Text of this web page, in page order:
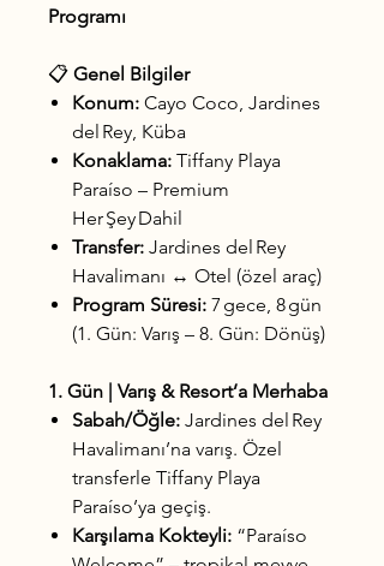
Programı
📋 Genel Bilgiler
Konum: Cayo Coco, Jardines
del Rey, Küba
Konaklama: Tiffany Playa
Paraíso – Premium
Her Şey Dahil
Transfer: Jardines del Rey
Havalimanı ↔ Otel (özel araç)
Program Süresi: 7 gece, 8 gün
(1. Gün: Varış – 8. Gün: Dönüş)
1. Gün | Varış & Resort’a Merhaba
Sabah/Öğle: Jardines del Rey
Havalimanı’na varış. Özel
transferle Tiffany Playa
Paraíso’ya geçiş.
Karşılama Kokteyli: “Paraíso